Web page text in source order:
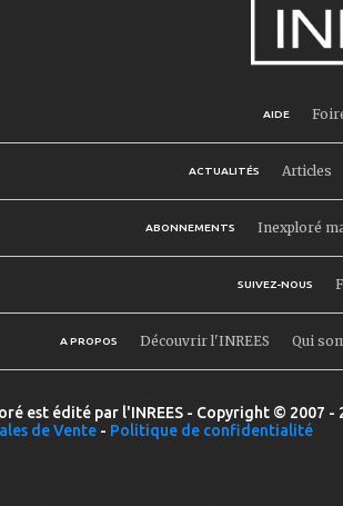
AIDE
ACTUALITÉS Articles
ABONNEMENTS Inexploré
SUIVEZ-NOUS
A PROPOS Découvrir l'INREES Qui
est édité par l'INREES - Copyright © 2007
de Vente - Politique de confidentialité